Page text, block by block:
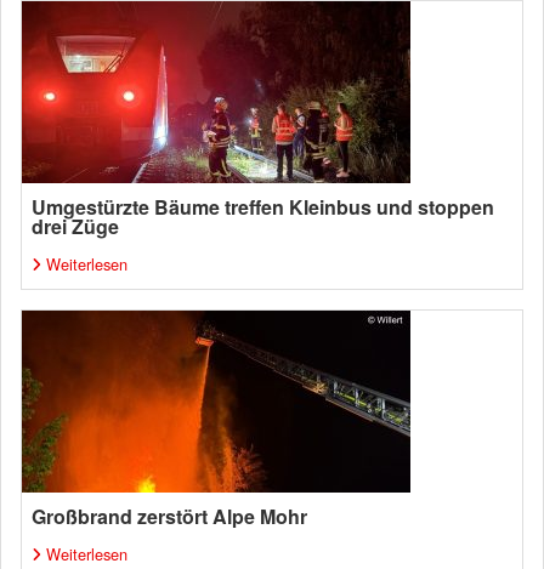
Umgestürzte Bäume treffen Kleinbus und stoppen
drei Züge
Weiterlesen
Großbrand zerstört Alpe Mohr
Weiterlesen